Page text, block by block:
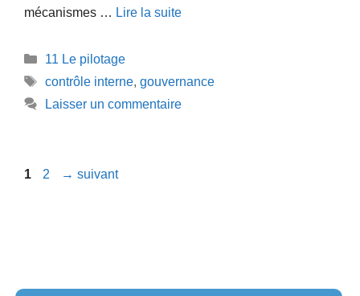
mécanismes … Lire la suite
Catégories
11 Le pilotage
Étiquettes
contrôle interne, gouvernance
Laisser un commentaire
Page
1 Page
2 → suivant